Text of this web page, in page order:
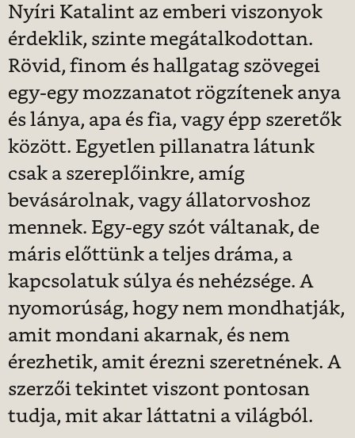
Nyíri Katalint az emberi viszonyok
érdeklik, szinte megátalkodottan.
Rövid, finom és hallgatag szövegei
egy-egy mozzanatot rögzítenek anya
és lánya, apa és fia, vagy épp szeretők
között. Egyetlen pillanatra látunk
csak a szereplőinkre, amíg
bevásárolnak, vagy állatorvoshoz
mennek. Egy-egy szót váltanak, de
máris előttünk a teljes dráma, a
kapcsolatuk súlya és nehézsége. A
nyomorúság, hogy nem mondhatják,
amit mondani akarnak, és nem
érezhetik, amit érezni szeretnének. A
szerzői tekintet viszont pontosan
tudja, mit akar láttatni a világból.